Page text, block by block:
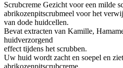
Scrubcreme Gezicht voor een milde
abrikozenpitscrubmeel voor het
van dode huidcellen.
Bevat extracten van Kamille,
huidverzorgend
effect tijdens het scrubben.
Uw huid wordt zacht en soepel en